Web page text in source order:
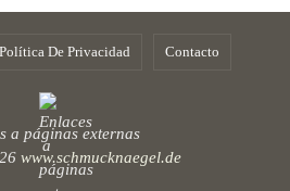
Política De Privacidad Contacto
a páginas externas
www.schmucknaegel.de